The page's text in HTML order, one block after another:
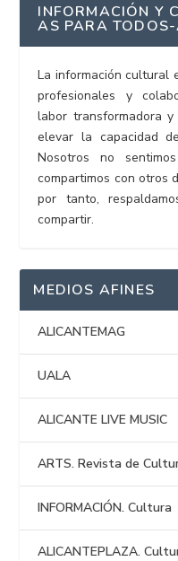
INFORMACIÓN Y
AS PARA
La información cultural
profesionales y
labor transformadora
elevar la capacidad
Nosotros no
compartimos con otros
por tanto,
compartir.
MEDIOS AFINES
ALICANTEMAG
UALA
ALICANTE LIVE MUSIC
ARTS. Revista de
INFORMACIÓN. Cultura
ALICANTEPLAZA.